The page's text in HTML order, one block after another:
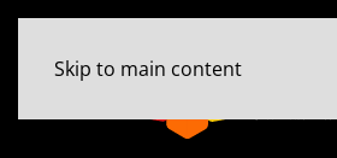
Skip to main content